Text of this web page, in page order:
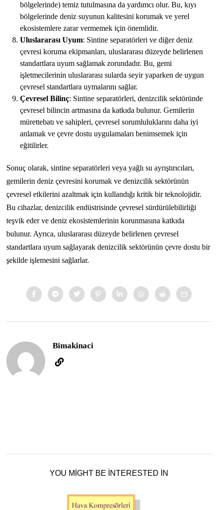
bölgelerinde) temiz tutulmasına da yardımcı olur. Bu, kıyı
bölgelerinde deniz suyunun kalitesini korumak ve yerel
ekosistemlere zarar vermemek için önemlidir.
Uluslararası Uyum: Sintine separatörleri ve diğer deniz
çevresi koruma ekipmanları, uluslararası düzeyde belirlenen
standartlara uyum sağlamak zorundadır. Bu, gemi
işletmecilerinin uluslararası sularda seyir yaparken de uygun
çevresel standartlara uymalarını sağlar.
Çevresel Bilinç: Sintine separatörleri, denizcilik sektöründe
çevresel bilincin artmasına da katkıda bulunur. Gemilerin
mürettebatı ve sahipleri, çevresel sorumluluklarını daha iyi
anlamak ve çevre dostu uygulamaları benimsemek için
eğitilirler.
Sonuç olarak, sintine separatörleri veya yağlı su ayrıştırıcıları,
gemilerin deniz çevresini korumak ve denizcilik sektörünün
çevresel etkilerini azaltmak için kullandığı kritik bir teknolojidir.
Bu cihazlar, denizcilik endüstrisinde çevresel sürdürülebilirliği
teşvik eder ve deniz ekosistemlerinin korunmasına katkıda
bulunur. Ayrıca, uluslararası düzeyde belirlenen çevresel
standartlara uyum sağlayarak denizcilik sektörünün çevre dostu bir
şekilde işlemesini sağlarlar.
Bimakinaci
YOU MIGHT BE INTERESTED IN